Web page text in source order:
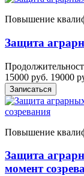
Повышение
Защита
15000 руб. 19000
Записаться
Повышение
Защита
момент